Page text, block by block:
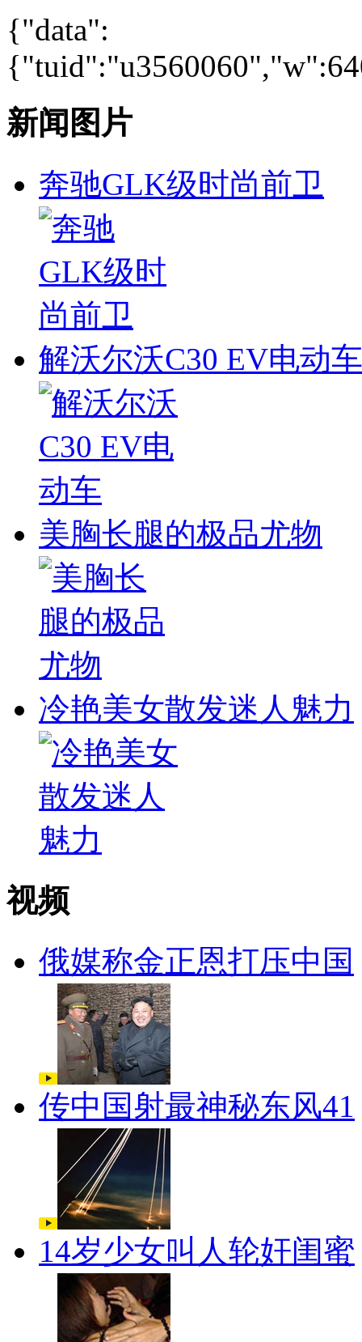
{"data":
新闻图片
奔驰GLK级时尚前卫
解沃尔沃C30 EV电动车
美胸长腿的极品尤物
冷艳美女散发迷人魅力
视频
俄媒称金正恩打压中国
传中国射最神秘东风41
14岁少女叫人轮奸闺蜜